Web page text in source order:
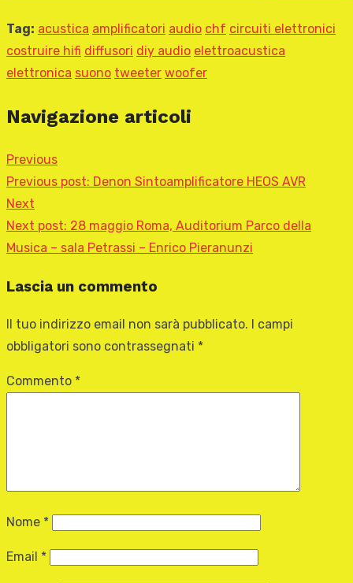
Tag: acustica amplificatori audio chf circuiti elettronici
costruire hifi diffusori diy audio elettroacustica
elettronica suono tweeter woofer
Navigazione articoli
Previous
Previous post: Denon Sintoamplificatore HEOS AVR
Next
Next post: 28 maggio Roma, Auditorium Parco della
Musica – sala Petrassi – Enrico Pieranunzi
Lascia un commento
Il tuo indirizzo email non sarà pubblicato.
I campi
obbligatori sono contrassegnati *
Commento *
Nome *
Email *